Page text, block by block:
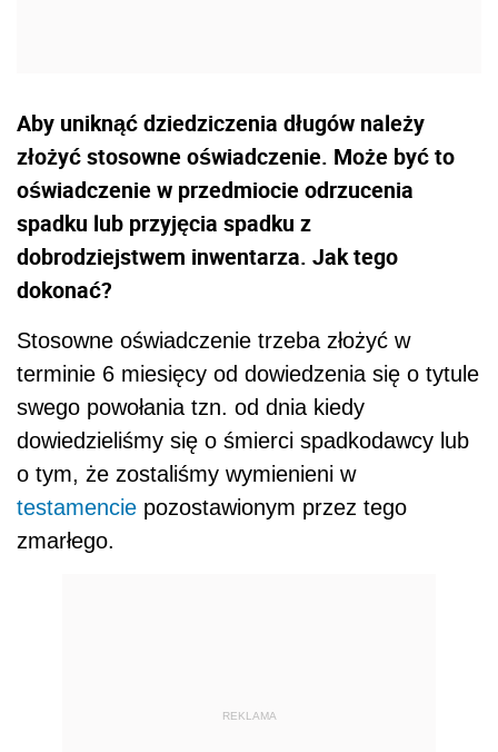
Aby uniknąć dziedziczenia długów należy
złożyć stosowne oświadczenie. Może być to
oświadczenie w przedmiocie odrzucenia
spadku lub przyjęcia spadku z
dobrodziejstwem inwentarza. Jak tego
dokonać?
Stosowne oświadczenie trzeba złożyć w
terminie 6 miesięcy od dowiedzenia się o tytule
swego powołania tzn. od dnia kiedy
dowiedzieliśmy się o śmierci spadkodawcy lub
o tym, że zostaliśmy wymienieni w
testamencie pozostawionym przez tego
zmarłego.
REKLAMA